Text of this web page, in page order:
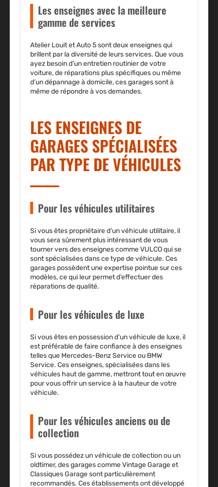
Les enseignes avec la meilleure
gamme de services
Atelier Louit et Auto 5 sont deux enseignes qui
brillent par la diversité de leurs services. Que vous
ayez besoin d’un entretien routinier de votre
voiture, de réparations plus spécifiques ou même
d’un dépannage à domicile, ces garages sont à
même de répondre à vos demandes.
LES ENSEIGNES DE
GARAGES SPÉCIALISÉES
PAR TYPE DE VÉHICULES
Pour les véhicules utilitaires
Si vous êtes propriétaire d’un véhicule utilitaire, il
vous sera sûrement plus intéressant de vous
tourner vers des enseignes comme VULCO qui se
sont spécialisées dans ce type de véhicule. Ces
garages possèdent une expertise pointue sur ces
modèles, ce qui leur permet d’effectuer des
réparations de qualité.
Pour les véhicules de luxe
Si vous êtes en possession d’un véhicule de luxe, il
est préférable de faire confiance à des enseignes
telles que Mercedes-Benz Service ou BMW
Service. Ces enseignes, spécialisées dans les
véhicules haut de gamme, mettront tout en œuvre
pour vous offrir un service à la hauteur de votre
véhicule.
Pour les véhicules anciens ou de
collection
Si vous possédez un véhicule de collection ou un
oldtimer, des garages comme Vintage Garage et
Classiques Garage sont particulièrement
recommandés. Ces établissements ont développé